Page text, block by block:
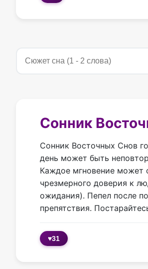
Сонник
Сонник Восточных Снов
день может быть
Каждое мгновение может
чрезмерного доверия к
ожидания). Пепел после
препятствия.
♥31